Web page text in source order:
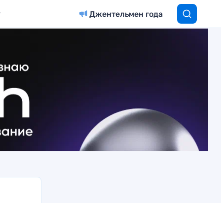
Джентельмен года